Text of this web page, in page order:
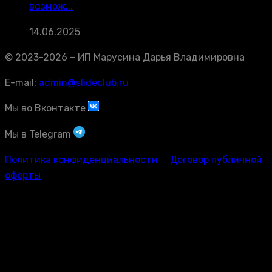
возмож...
14.06.2025
© 2023-2026 – ИП Марусина Дарья Владимировна
E-mail: admin@slideclub.ru
Мы во Вконтакте
Мы в Telegram
Политика конфиденциальности
Договор публичной
оферты